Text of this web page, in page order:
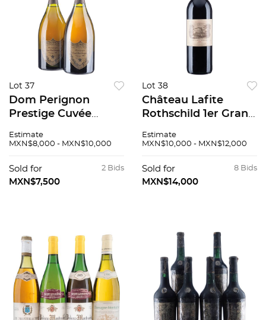
Lot 37
Dom Perignon
Prestige Cuvée
Champagne, Francia
Estimate
MXN$8,000 - MXN$10,000
2 Bids
Sold for
MXN$7,500
Lot 38
Château Lafite
Rothschild 1er Grand
1990 Pauillac,
llenado alto 99 / 100
Estimate
MXN$10,000 - MXN$12,000
8 Bids
Sold for
MXN$14,000